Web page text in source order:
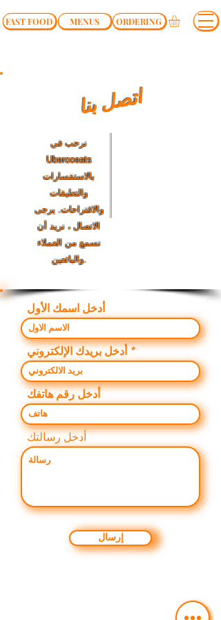
FAST FOOD MENUS ORDERING
اتصل بنا
نرحب في
Uberooeats
بالاستفسارات
والتعليقات
والاقتراحات. يرجى
الاتصال ، نريد أن
نسمع من العملاء
والبائعين.
أدخل اسمك الأول
أدخل بريدك الإلكتروني
أدخل رقم هاتفك
أدخل رسالتك
إرسال